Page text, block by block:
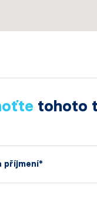
tohoto
příjmení*